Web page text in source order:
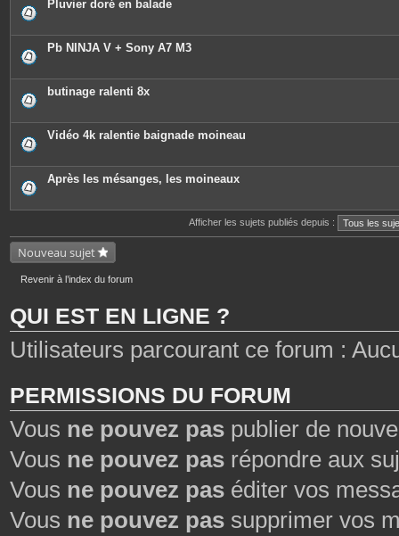
Pluvier doré en balade
Pb NINJA V + Sony A7 M3
butinage ralenti 8x
Vidéo 4k ralentie baignade moineau
Après les mésanges, les moineaux
Afficher les sujets publiés depuis :
Nouveau sujet
Revenir à l’index du forum
QUI EST EN LIGNE ?
Utilisateurs parcourant ce forum :
PERMISSIONS DU FORUM
Vous ne pouvez pas publier de
Vous ne pouvez pas répondre aux
Vous ne pouvez pas éditer vos
Vous ne pouvez pas supprimer vos